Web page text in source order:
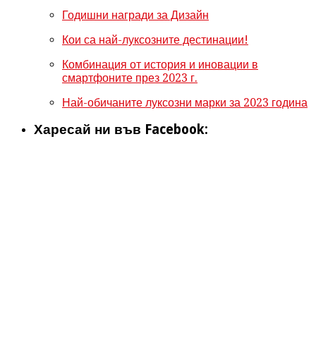
Годишни награди за Дизайн
Кои са най-луксозните дестинации!
Комбинация от история и иновации в
смартфоните през 2023 г.
Най-обичаните луксозни марки за 2023 година
Харесай ни във Facebook: